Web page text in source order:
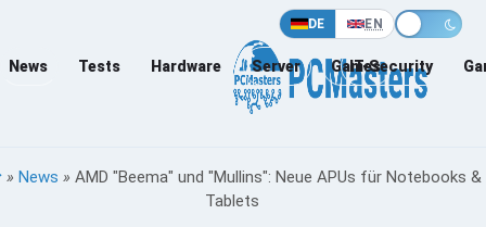
DE EN
News Tests Hardware Server Games
IT-Security
» News » AMD "Beema" und "Mullins": Neue APUs für Notebooks &
Tablets